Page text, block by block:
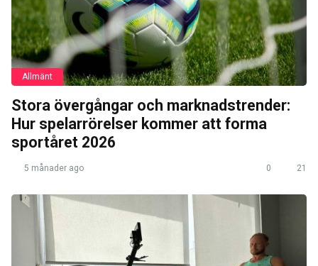
Allmänt
Stora övergångar och marknadstrender:
Hur spelarrörelser kommer att forma
sportåret 2026
5 månader ago 0 21